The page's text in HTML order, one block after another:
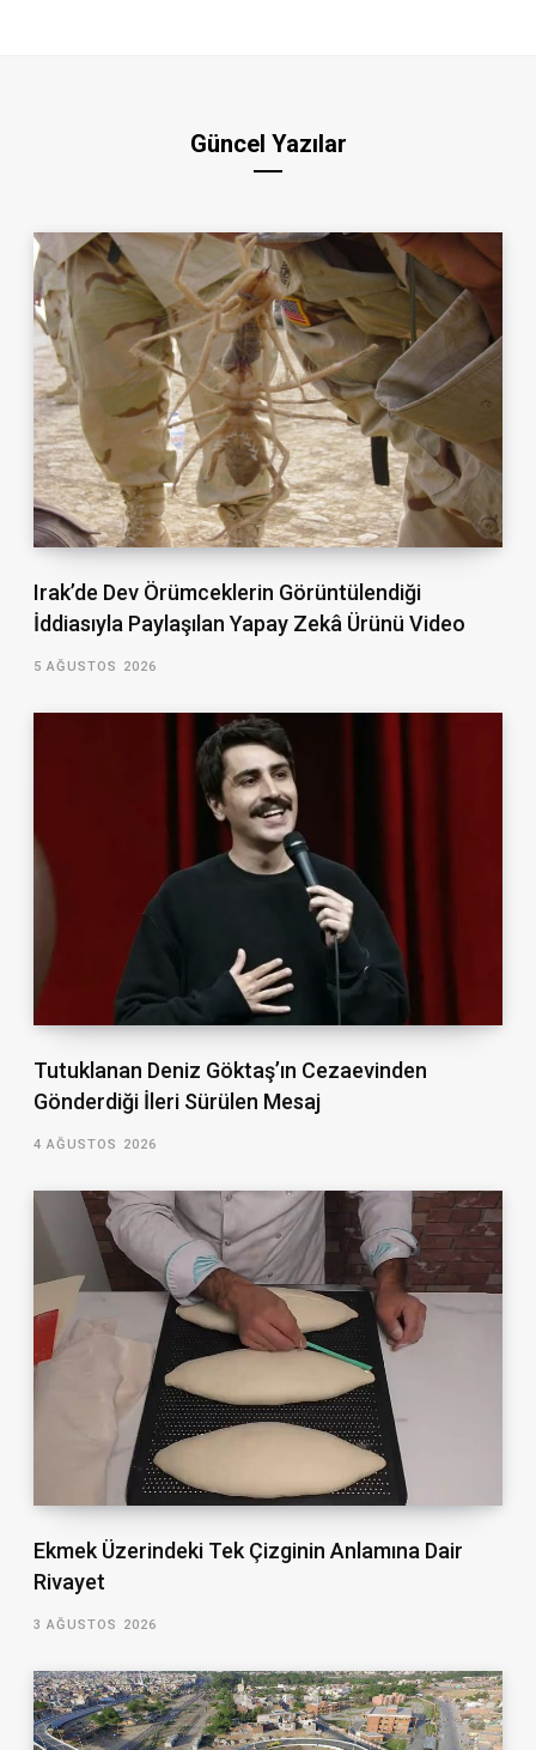
Güncel Yazılar
Irak’de Dev Örümceklerin Görüntülendiği
İddiasıyla Paylaşılan Yapay Zekâ Ürünü Video
5 AĞUSTOS 2026
Tutuklanan Deniz Göktaş’ın Cezaevinden
Gönderdiği İleri Sürülen Mesaj
4 AĞUSTOS 2026
Ekmek Üzerindeki Tek Çizginin Anlamına Dair
Rivayet
3 AĞUSTOS 2026